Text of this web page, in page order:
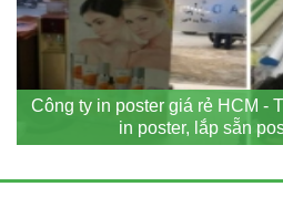
Công ty in poster giá rẻ HCM -
in poster, lắp sẵn